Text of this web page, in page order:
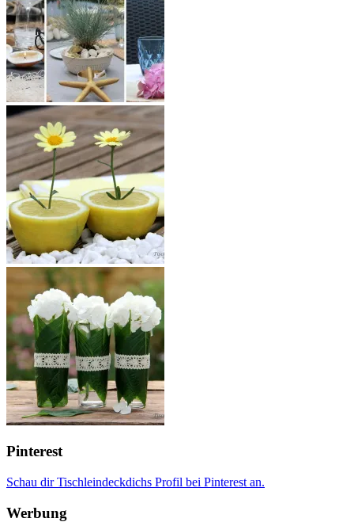
Pinterest
Schau dir Tischleindeckdichs Profil bei Pinterest an.
Werbung